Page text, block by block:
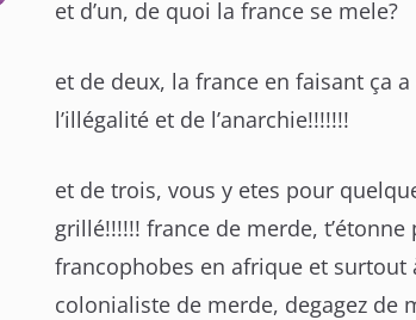
et d’un, de quoi la france se mele?
et de deux, la france en faisant ça
l’illégalité et de l’anarchie!!!!!!!
et de trois, vous y etes pour
grillé!!!!!! france de merde, t’étonne
francophobes en afrique et surtout
colonialiste de merde, degagez de